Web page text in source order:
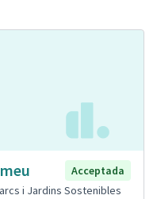
Acceptada
i Jardins Sostenibles